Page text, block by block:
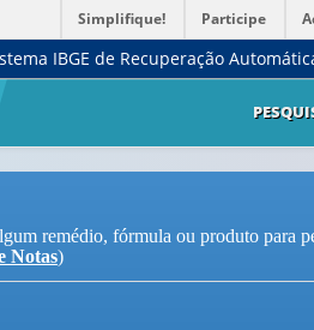
Simplifique! Participe
IBGE de Recuperação
remédio, fórmula ou produto para
Notas)